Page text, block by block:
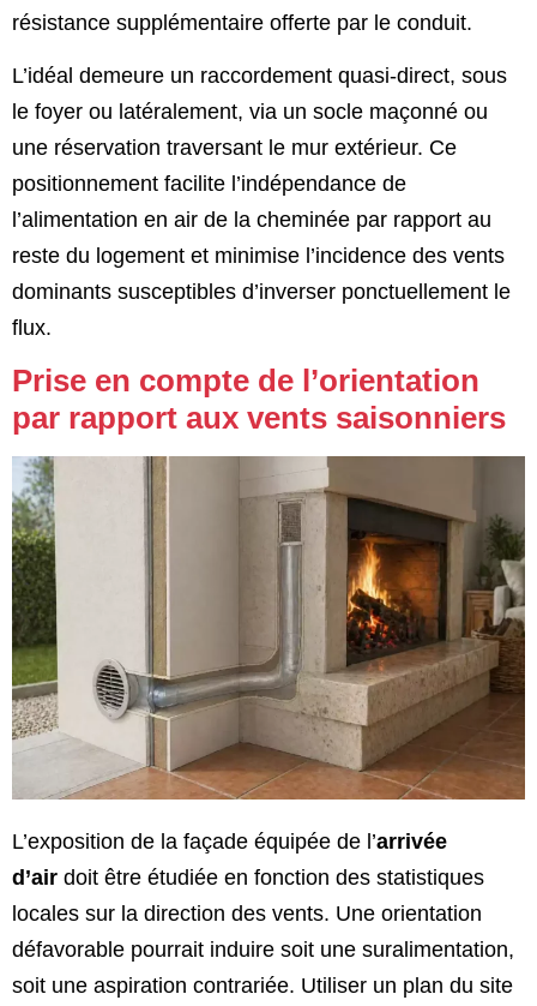
résistance supplémentaire offerte par le conduit.
L’idéal demeure un raccordement quasi-direct, sous
le foyer ou latéralement, via un socle maçonné ou
une réservation traversant le mur extérieur. Ce
positionnement facilite l’indépendance de
l’alimentation en air de la cheminée par rapport au
reste du logement et minimise l’incidence des vents
dominants susceptibles d’inverser ponctuellement le
flux.
Prise en compte de l’orientation
par rapport aux vents saisonniers
L’exposition de la façade équipée de l’arrivée
d’air doit être étudiée en fonction des statistiques
locales sur la direction des vents. Une orientation
défavorable pourrait induire soit une suralimentation,
soit une aspiration contrariée. Utiliser un plan du site